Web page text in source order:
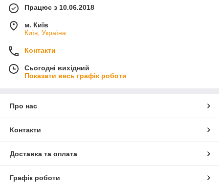
Працює з 10.06.2018
м. Київ
Київ, Україна
Контакти
Сьогодні вихідний
Показати весь графік роботи
Про нас
Контакти
Доставка та оплата
Графік роботи